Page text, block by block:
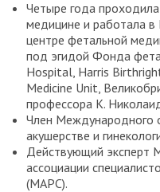
Четыре года
медицине и работала в
центре фетальной
под эгидой Фонда
Hospital, Harris
Medicine Unit,
профессора К.
Член Международного
акушерстве и
Действующий эксперт
ассоциации
(МАРС).